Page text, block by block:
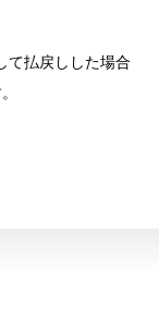
て払戻しした場合